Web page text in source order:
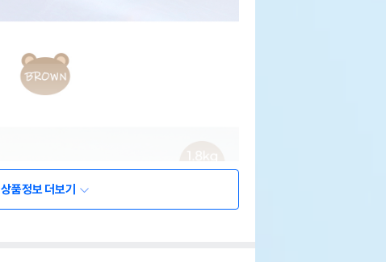
상품정보 더보기